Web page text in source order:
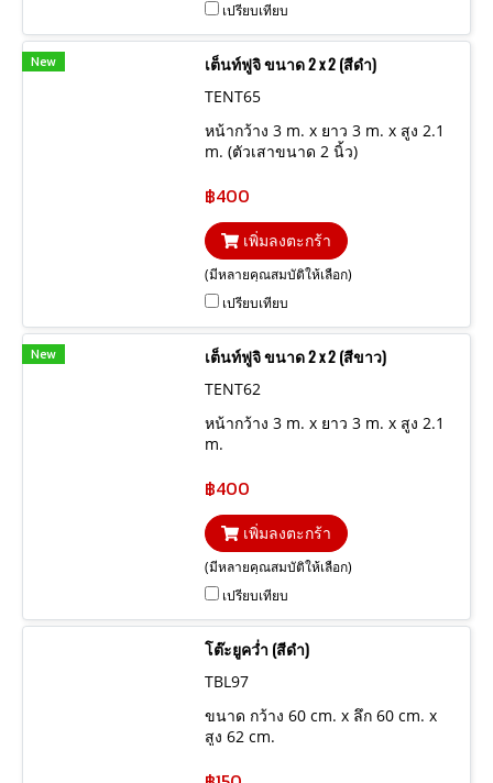
เปรียบเทียบ
New
เต็นท์ฟูจิ ขนาด 2 x 2 (สีดำ)
TENT65
หน้ากว้าง 3 m. x ยาว 3 m. x สูง 2.1
m. (ตัวเสาขนาด 2 นิ้ว)
฿400
เพิ่มลงตะกร้า
(มีหลายคุณสมบัติให้เลือก)
เปรียบเทียบ
New
เต็นท์ฟูจิ ขนาด 2 x 2 (สีขาว)
TENT62
หน้ากว้าง 3 m. x ยาว 3 m. x สูง 2.1
m.
฿400
เพิ่มลงตะกร้า
(มีหลายคุณสมบัติให้เลือก)
เปรียบเทียบ
โต๊ะยูคว่ำ (สีดำ)
TBL97
ขนาด กว้าง 60 cm. x ลึก 60 cm. x
สูง 62 cm.